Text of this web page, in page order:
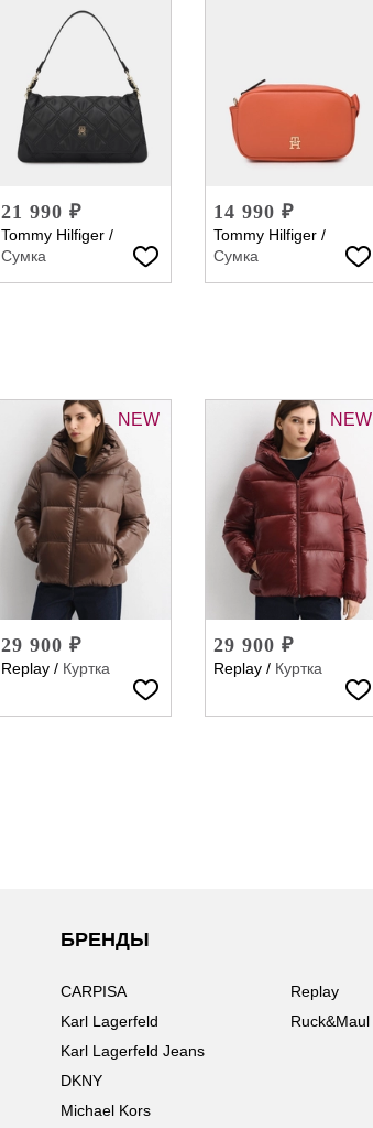
21 990 ₽
Tommy Hilfiger /
Сумка
14 990 ₽
Tommy Hilfiger /
Сумка
NEW
29 900 ₽
Replay / Куртка
NEW
29 900 ₽
Replay / Куртка
БРЕНДЫ
CARPISA
Karl Lagerfeld
Karl Lagerfeld Jeans
DKNY
Michael Kors
Replay
Ruck&Maul